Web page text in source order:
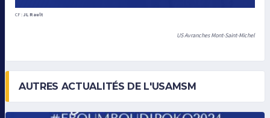
CF :JL Rault
US Avranches Mont-Saint-Michel
AUTRES ACTUALITÉS DE L'USAMSM